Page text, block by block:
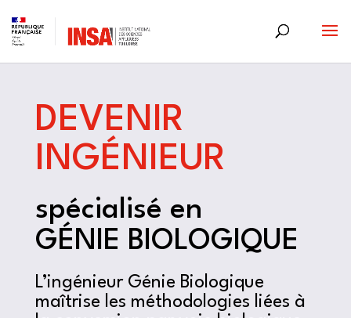
to
content
DEVENIR
INGÉNIEUR
spécialisé en
GÉNIE BIOLOGIQUE
L’ingénieur Génie Biologique
maîtrise les méthodologies liées à